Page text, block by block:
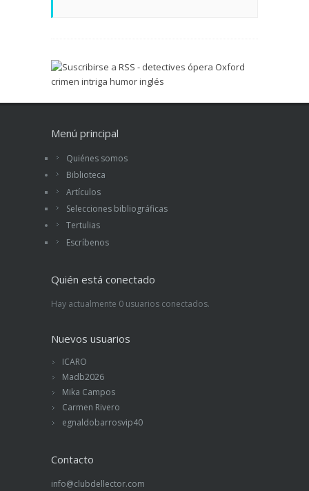
Menú principal
Quiénes somos
Biblioteca
Artículos
Selecciones bibliográficas
Tertulias
Escríbenos
Quién está conectado
Hay actualmente 0 usuarios conectados.
Nuevos usuarios
ICARO
Madb2026
Mika Campos
Carmen Rivero
egnaldobarrosvip40
Contacto
info@clubdellector.com